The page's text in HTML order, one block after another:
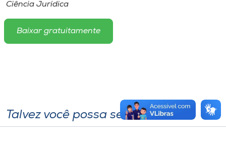
Ciência Jurídica
Baixar gratuitamente
Talvez você possa se interessar